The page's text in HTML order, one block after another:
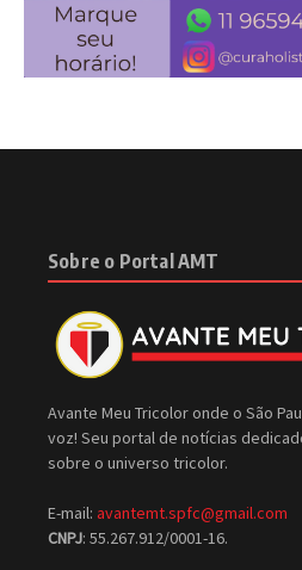
Sobre o Portal AMT
Avante Meu Tricolor onde o São
voz! Seu portal de notícias
sobre o universo tricolor.
E-mail: avantemt.spfc@gmail.com
CNPJ: 55.267.912/0001-16.